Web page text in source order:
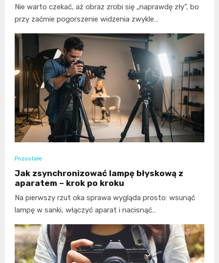
Nie warto czekać, aż obraz zrobi się „naprawdę zły”, bo
przy zaćmie pogorszenie widzenia zwykle…
Pozostałe
Jak zsynchronizować lampę błyskową z
aparatem – krok po kroku
Na pierwszy rzut oka sprawa wygląda prosto: wsunąć
lampę w sanki, włączyć aparat i nacisnąć…